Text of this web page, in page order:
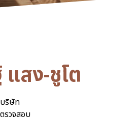
สง-ชูโต
ริษัท
รวจสอบ